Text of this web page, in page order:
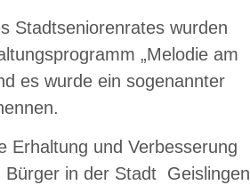
Stadtseniorenrates wurden
„Melodie am
es wurde ein sogenannter
Erhaltung und Verbesserung
in der Stadt Geislingen